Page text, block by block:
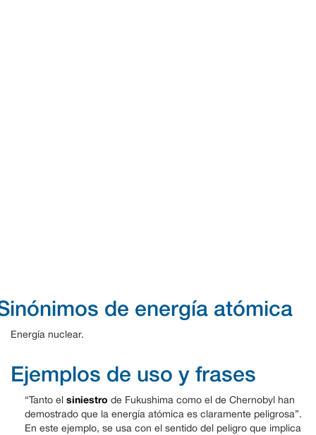
de energía atómica
Energía nuclear.
Ejemplos de uso y frases
“Tanto el siniestro de Fukushima como el de Chernobyl han
demostrado que la energía atómica es claramente peligrosa”.
En este ejemplo, se usa con el sentido del peligro que implica